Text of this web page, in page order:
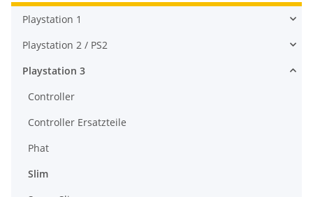
Playstation 1
Playstation 2 / PS2
Playstation 3
Controller
Controller Ersatzteile
Phat
Slim